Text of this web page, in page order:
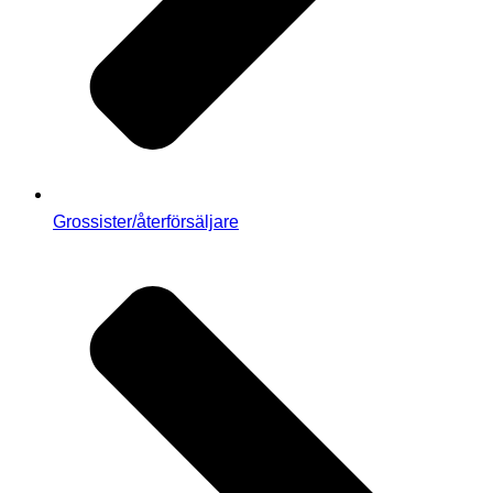
Grossister/återförsäljare